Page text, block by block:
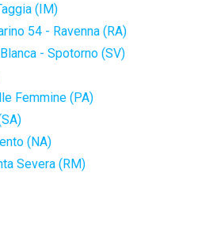
(IM)
54 - Ravenna (RA)
- Spotorno (SV)
Femmine (PA)
(NA)
Severa (RM)